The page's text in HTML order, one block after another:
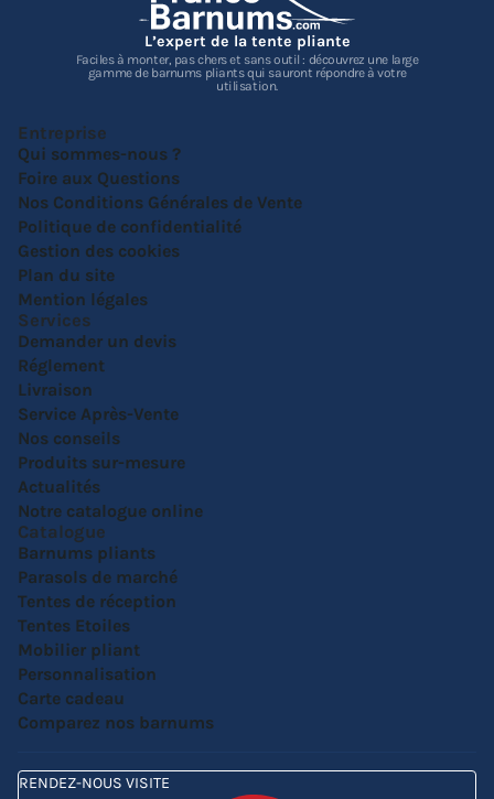
L’expert de la tente pliante
Faciles à monter, pas chers et sans outil : découvrez une large
gamme de barnums pliants qui sauront répondre à votre
utilisation.
Entreprise
Qui sommes-nous ?
Foire aux Questions
Nos Conditions Générales de Vente
Politique de confidentialité
Gestion des cookies
Plan du site
Mention légales
Services
Demander un devis
Réglement
Livraison
Service Après-Vente
Nos conseils
Produits sur-mesure
Actualités
Notre catalogue online
Catalogue
Barnums pliants
Parasols de marché
Tentes de réception
Tentes Etoiles
Mobilier pliant
Personnalisation
Carte cadeau
Comparez nos barnums
RENDEZ-NOUS VISITE